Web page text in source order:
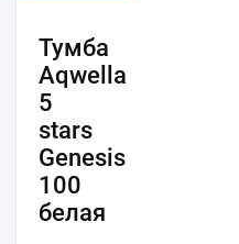
Тумба
Aqwella
5
stars
Genesis
100
белая